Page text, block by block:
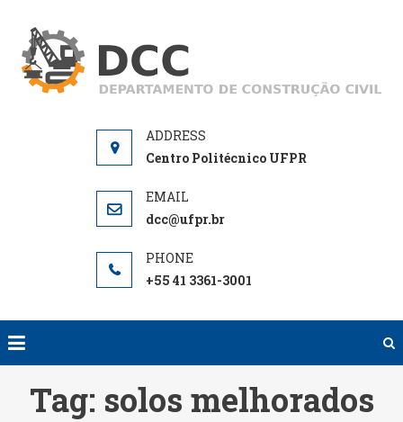
content
Centro Politécnico UFPR
dcc@ufpr.br
+55 41 3361-3001
Tag: solos melhorados